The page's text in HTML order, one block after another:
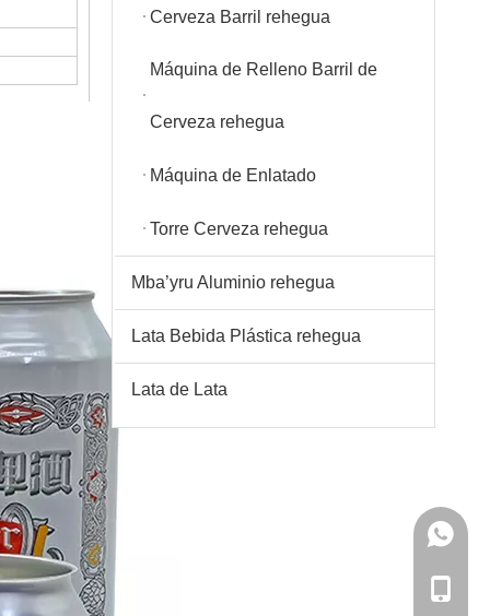
Cerveza Barril rehegua
Máquina de Relleno Barril de
Cerveza rehegua
Máquina de Enlatado
Torre Cerveza rehegua
Mba’yru Aluminio rehegua
Lata Bebida Plástica rehegua
Lata de Lata
+86-86